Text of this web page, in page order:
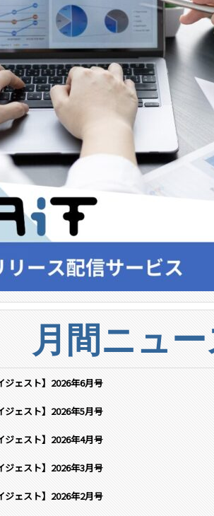
月間ニュ
ジェスト】2026年6月号
ジェスト】2026年5月号
ジェスト】2026年4月号
ジェスト】2026年3月号
ジェスト】2026年2月号